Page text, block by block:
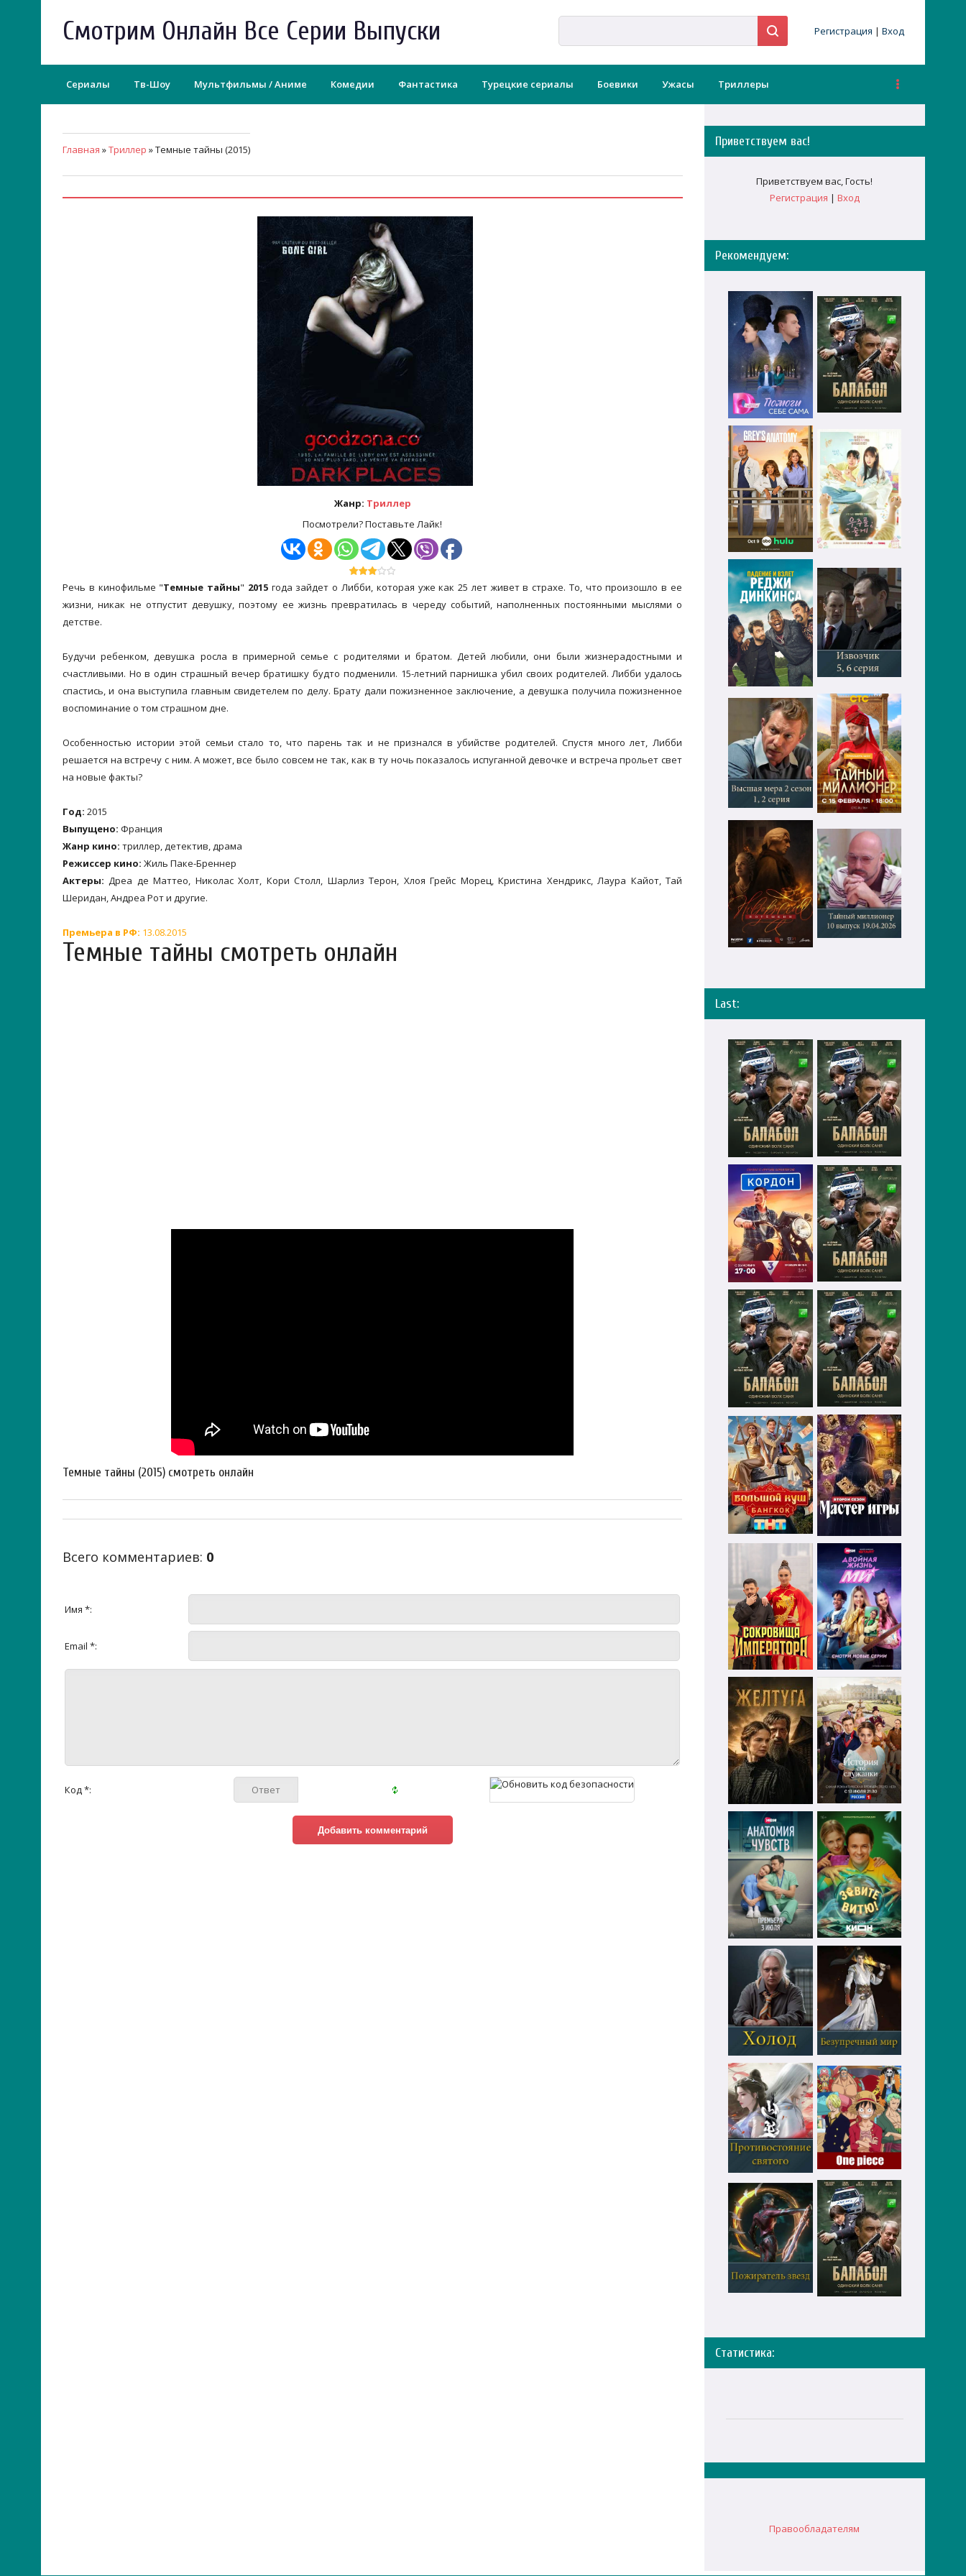
Смотрим Онлайн Все Серии Выпуски Регистрация | Вход
Сериалы Тв-Шоу Мультфильмы / Аниме Комедии Фантастика Турецкие сериалы Боевики Ужасы Триллеры
Главная »Триллер » Темные тайны (2015)
Жанр: Триллер
Посмотрели? Поставьте Лайк!
Речь в кинофильме "Темные тайны" 2015года зайдет о Либби, которая уже как 25 лет живет в страхе. То, что произошло в ее
жизни, никак не отпустит девушку, поэтому ее жизнь превратилась в череду событий, наполненных постоянными мыслями о
детстве.
Будучи ребенком, девушка росла в примерной семье с родителями и братом. Детей любили, они были жизнерадостными и
счастливыми. Но в один страшный вечер братишку будто подменили. 15-летний парнишка убил своих родителей. Либби удалось
спастись, и она выступила главным свидетелем по делу. Брату дали пожизненное заключение, а девушка получила пожизненное
воспоминание о том страшном дне.
Особенностью истории этой семьи стало то, что парень так и не признался в убийстве родителей. Спустя много лет, Либби
решается на встречу с ним. А может, все было совсем не так, как в ту ночь показалось испуганной девочке и встреча прольет свет
на новые факты?
Год: 2015
Выпущено: Франция
Жанр кино: триллер, детектив, драма
Режиссер кино: Жиль Паке-Бреннер
Актеры: Дреа де Маттео, Николас Холт, Кори Столл, Шарлиз Терон, Хлоя Грейс Морец, Кристина Хендрикс, Лаура Кайот, Тай
Шеридан, Андреа Рот и другие.
Премьера в РФ: 13.08.2015
Темные тайны смотреть онлайн
Темные тайны (2015) смотреть онлайн
Всего комментариев: 0
Имя *:
Email *:
Код *:
Приветствуем вас!
Приветствуем вас,Гость!
Регистрация | Вход
Рекомендуем:
Last:
Статистика:
Правообладателям